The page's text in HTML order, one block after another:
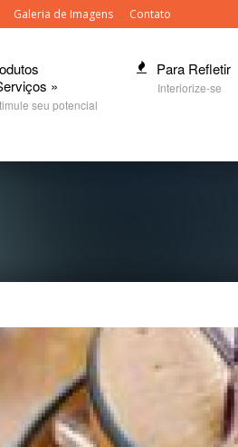
Galeria de Imagens Contato
»
seu potencial
Para Refletir
Interiorize-se